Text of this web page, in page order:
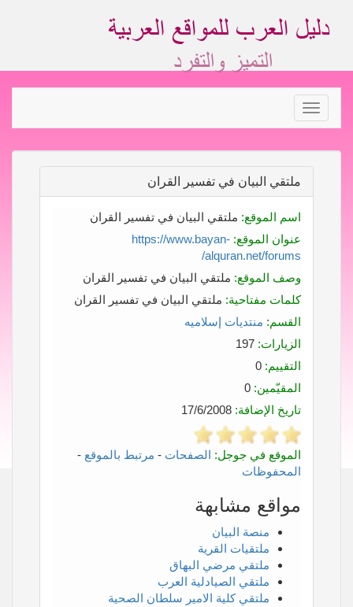
Toggle
navigation
ملتقي البيان في تفسير القران
اسم الموقع: ملتقي البيان في تفسير القران
عنوان الموقع: https://www.bayan-
alquran.net/forums/
وصف الموقع: ملتقي البيان في تفسير القران
كلمات مفتاحية: ملتقي البيان في تفسير القران
القسم: منتديات إسلاميه
الزيارات:
التقييم:
المقيّمين:
تاريخ الإضافة:
الموقع في جوجل: الصفحات - مرتبط بالموقع -
المحفوظات
مواقع مشابهة
منصة البيان
ملتقيات القرية
ملتقي مرضي البهاق
ملتقي الصيادلية العرب
ملتقي كلية الامير سلطان الصحية